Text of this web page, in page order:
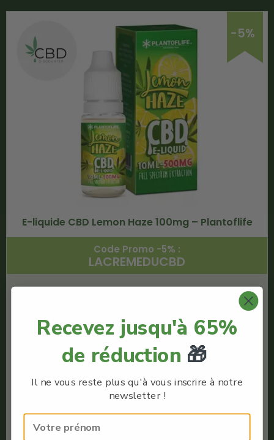
-5%
E-liquide CBD Lemon Haze 100mg – Plantoflife
Code Promo -5% :
LACREMEDUCBD
€9.03
€
Plantoflife
E-liquide Full Spectrum
Meilleur e-liquide CBD
Full Spectrum
Recevez jusqu'à 65%
de réduction 🎁
Il ne vous reste plus qu'à vous inscrire à notre
newsletter !